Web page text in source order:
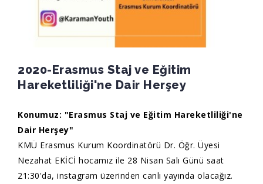
2020-Erasmus Staj ve Eğitim
Hareketliliği'ne Dair Herşey
Konumuz: "Erasmus Staj ve Eğitim Hareketliliği'ne
Dair Herşey"
KMÜ Erasmus Kurum Koordinatörü Dr. Öğr. Üyesi
Nezahat EKİCİ hocamız ile 28 Nisan Salı Günü saat
21:30'da, instagram üzerinden canlı yayında olacağız.